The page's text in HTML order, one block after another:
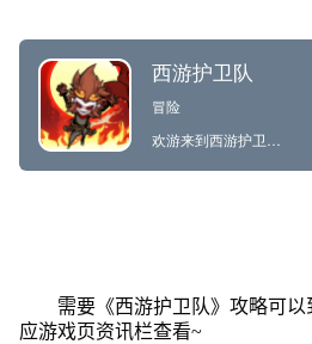
需要《西游护卫队》攻略可
应游戏页资讯栏查看~